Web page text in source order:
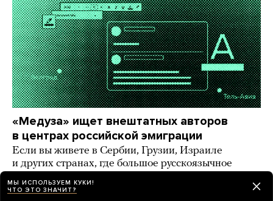
«Медуза» ищет внештатных авторов
в центрах российской эмиграции
Если вы живете в Сербии, Грузии, Израиле
и других странах, где большое русскоязычное
МЫ ИСПОЛЬЗУЕМ КУКИ!
ЧТО ЭТО ЗНАЧИТ?